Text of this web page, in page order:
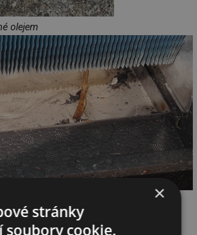
olejem
zasažená únikem chladiva
×
stránky
soubory cookie.